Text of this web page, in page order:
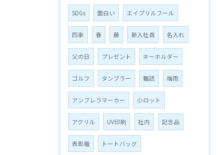
SDGs 面白い エイプリルフール
四季 春 藤 新入社員 名入れ
父の日 プレゼント キーホルダー
ゴルフ タンブラー 難読 梅雨
アンブレラマーカー 小ロット
アクリル UV印刷 社内 記念品
表彰楯 トートバッグ